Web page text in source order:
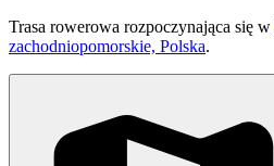
Trasa rowerowa rozpoczynająca się w
zachodniopomorskie, Polska.